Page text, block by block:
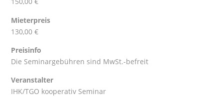
Mieterpreis
130,00 €
Preisinfo
Die Seminargebühren sind MwSt.-befreit
Veranstalter
IHK/TGO kooperativ Seminar